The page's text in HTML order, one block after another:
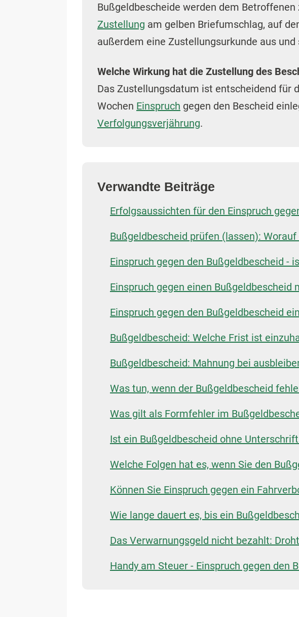
Bußgeldbescheide werden dem
Zustellung am gelben Briefumschlag, auf
außerdem eine Zustellungsurkunde aus
Welche Wirkung hat die Zustellung des
Das Zustellungsdatum ist entscheidend für
Wochen Einspruch gegen den Bescheid
Verfolgungsverjährung.
Verwandte Beiträge
Erfolgsaussichten für den Einspruch
Bußgeldbescheid prüfen (lassen):
Einspruch gegen den Bußgeldbescheid -
Einspruch gegen einen Bußgeldbescheid
Einspruch gegen den Bußgeldbescheid
Bußgeldbescheid: Welche Frist ist
Bußgeldbescheid: Mahnung bei
Was tun, wenn der Bußgeldbescheid
Was gilt als Formfehler im
Ist ein Bußgeldbescheid ohne
Welche Folgen hat es, wenn Sie den
Können Sie Einspruch gegen ein
Wie lange dauert es, bis ein
Das Verwarnungsgeld nicht bezahlt:
Handy am Steuer - Einspruch gegen den